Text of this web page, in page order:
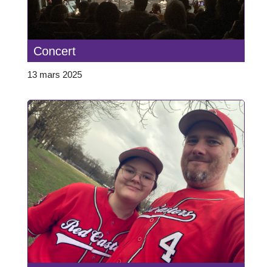
Concert
13 mars 2025